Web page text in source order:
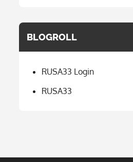
BLOGROLL
RUSA33 Login
RUSA33